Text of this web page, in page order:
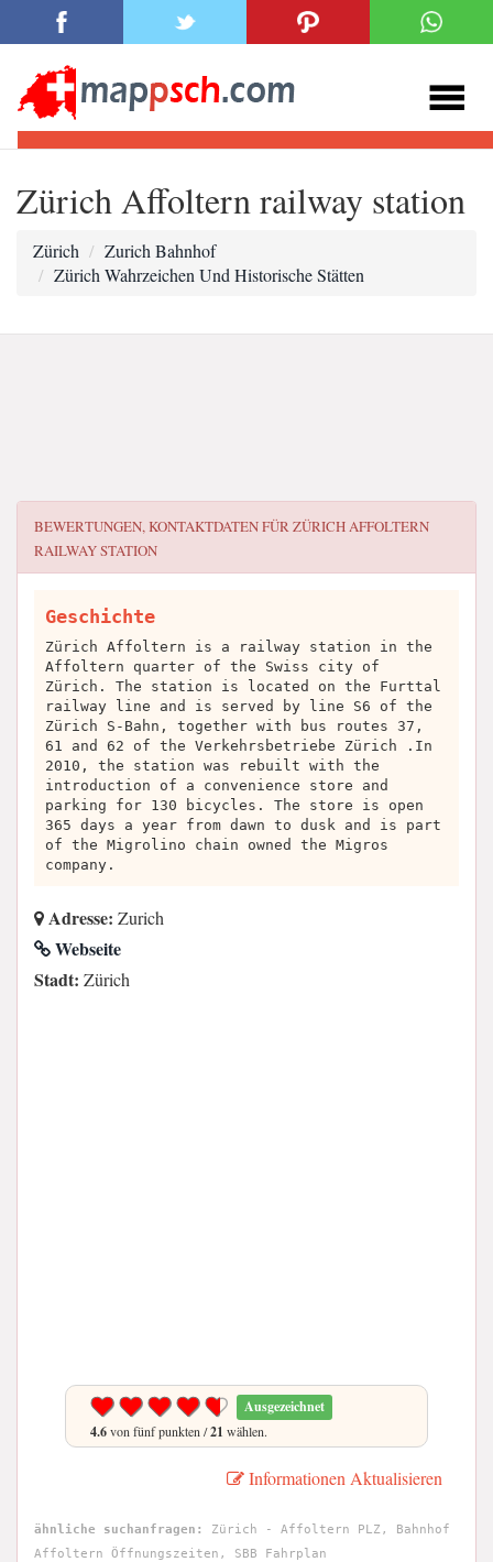
Zürich Affoltern railway station
Zürich
Zurich Bahnhof
Zürich Wahrzeichen Und Historische Stätten
BEWERTUNGEN, KONTAKTDATEN FÜRZÜRICH AFFOLTERN
RAILWAY STATION
Geschichte
Zürich Affoltern is a railway station in the
Affoltern quarter of the Swiss city of
Zürich. The station is located on the Furttal
railway line and is served by line S6 of the
Zürich S-Bahn, together with bus routes 37,
61 and 62 of the Verkehrsbetriebe Zürich .In
2010, the station was rebuilt with the
introduction of a convenience store and
parking for 130 bicycles. The store is open
365 days a year from dawn to dusk and is part
of the Migrolino chain owned the Migros
company.
Adresse: Zurich
Webseite
Stadt: Zürich
Ausgezeichnet
4.6von fünf punkten /21 wählen.
Informationen Aktualisieren
ähnliche suchanfragen:
Zürich - Affoltern PLZ, Bahnhof
Affoltern Öffnungszeiten, SBB Fahrplan